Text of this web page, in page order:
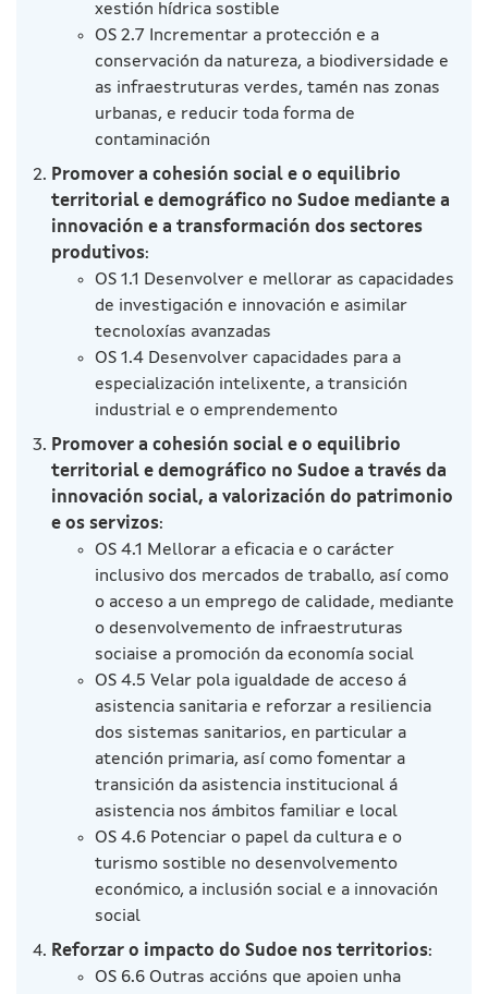
xestión hídrica sostible
OS 2.7 Incrementar a protección e a
conservación da natureza, a biodiversidade e
as infraestruturas verdes, tamén nas zonas
urbanas, e reducir toda forma de
contaminación
Promover a cohesión social e o equilibrio
territorial e demográfico no Sudoe mediante a
innovación e a transformación dos sectores
produtivos:
OS 1.1 Desenvolver e mellorar as capacidades
de investigación e innovación e asimilar
tecnoloxías avanzadas
OS 1.4 Desenvolver capacidades para a
especialización intelixente, a transición
industrial e o emprendemento
Promover a cohesión social e o equilibrio
territorial e demográfico no Sudoe a través da
innovación social, a valorización do patrimonio
e os servizos:
OS 4.1 Mellorar a eficacia e o carácter
inclusivo dos mercados de traballo, así como
o acceso a un emprego de calidade, mediante
o desenvolvemento de infraestruturas
sociaise a promoción da economía social
OS 4.5 Velar pola igualdade de acceso á
asistencia sanitaria e reforzar a resiliencia
dos sistemas sanitarios, en particular a
atención primaria, así como fomentar a
transición da asistencia institucional á
asistencia nos ámbitos familiar e local
OS 4.6 Potenciar o papel da cultura e o
turismo sostible no desenvolvemento
económico, a inclusión social e a innovación
social
Reforzar o impacto do Sudoe nos territorios:
OS 6.6 Outras accións que apoien unha